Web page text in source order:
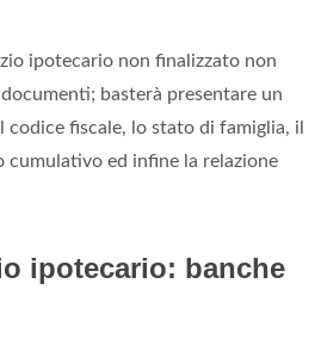
ipotecario non finalizzato non
basterà presentare un
fiscale, lo stato di famiglia, il
ed infine la relazione
ipotecario: banche